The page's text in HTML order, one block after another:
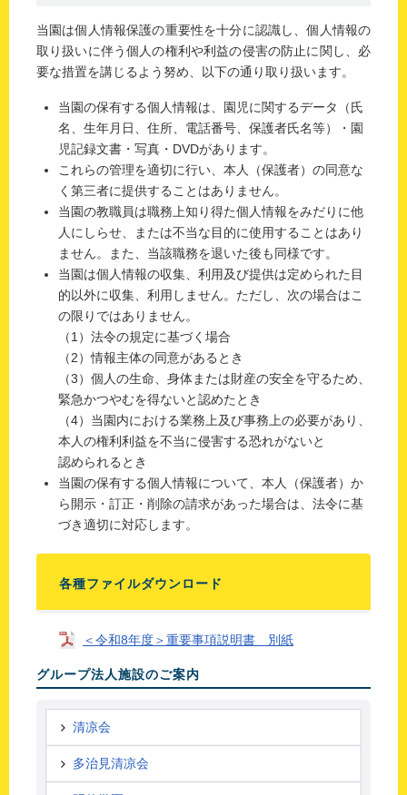
当園は個人情報保護の重要性を十分に認識し、個人情報の
取り扱いに伴う個人の権利や利益の侵害の防止に関し、必
要な措置を講じるよう努め、以下の通り取り扱います。
当園の保有する個人情報は、園児に関するデータ（氏
名、生年月日、住所、電話番号、保護者氏名等）・園
児記録文書・写真・DVDがあります。
これらの管理を適切に行い、本人（保護者）の同意な
く第三者に提供することはありません。
当園の教職員は職務上知り得た個人情報をみだりに他
人にしらせ、または不当な目的に使用することはあり
ません。また、当該職務を退いた後も同様です。
当園は個人情報の収集、利用及び提供は定められた目
的以外に収集、利用しません。ただし、次の場合はこ
の限りではありません。
（1）法令の規定に基づく場合
（2）情報主体の同意があるとき
（3）個人の生命、身体または財産の安全を守るため、
緊急かつやむを得ないと認めたとき
（4）当園内における業務上及び事務上の必要があり、
本人の権利利益を不当に侵害する恐れがないと
認められるとき
当園の保有する個人情報について、本人（保護者）か
ら開示・訂正・削除の請求があった場合は、法令に基
づき適切に対応します。
各種ファイルダウンロード
＜令和8年度＞重要事項説明書 別紙
グループ法人施設のご案内
清凉会
多治見清凉会